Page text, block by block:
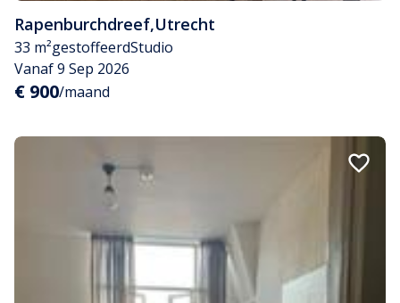
Rapenburchdreef,Utrecht
33 m²gestoffeerdStudio
Vanaf 9 Sep 2026
€ 900/maand